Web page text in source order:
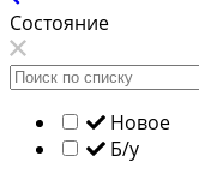
Состояние
Новое
Б/у